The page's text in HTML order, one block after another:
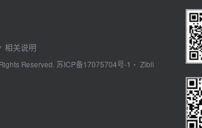
相关说明
Reserved. 苏ICP备17075704号-1 ・ Zibll